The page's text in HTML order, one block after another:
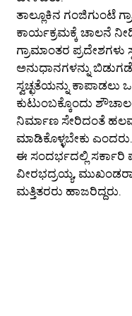
ತಾಲ್ಲೂಕಿನ ಗಂಜಿಗುಂಟೆ
ಕಾರ್ಯಕ್ರಮಕ್ಕೆ ಚಾಲನೆ
ಗ್ರಾಮಾಂತರ
ಅನುಧಾನಗಳನ್ನು
ಸ್ವಚ್ಛತೆಯನ್ನು ಕಾಪಾಡಲು
ಕುಟುಂಬಕ್ಕೊಂದು
ನಿರ್ಮಾಣ ಸೇರಿದಂತೆ
ಮಾಡಿಕೊಳ್ಳಬೇಕು ಎಂದರು.
ಈ ಸಂದರ್ಭದಲ್ಲಿ ಸರ್ಕಾರಿ
ವೀರಭದ್ರಯ್ಯ,
ಮತ್ತಿತರರು ಹಾಜರಿದ್ದರು.